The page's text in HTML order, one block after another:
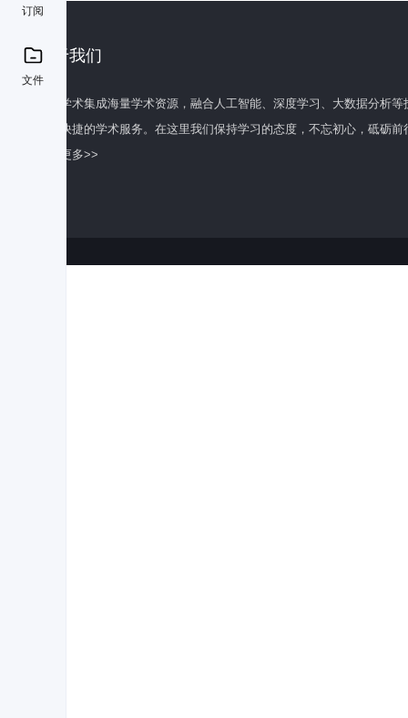
订阅
文件
关于我们
百度学术集成海量学术资源，融合人工智能、深度学习、大数据分析
全面快捷的学术服务。在这里我们保持学习的态度，不忘初心，砥砺前
了解更多>>